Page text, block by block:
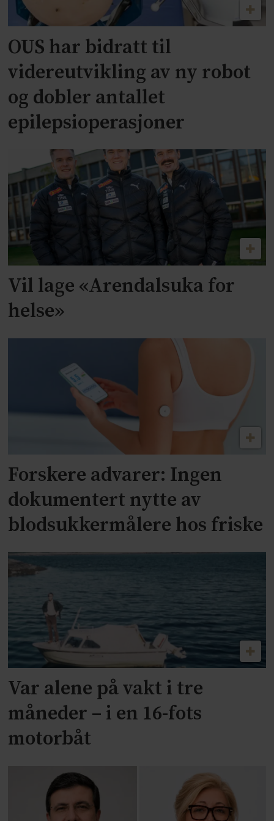
OUS har bidratt til
videreutvikling av ny robot
og dobler antallet
epilepsioperasjoner
Vil lage «Arendalsuka for
helse»
Forskere advarer: Ingen
dokumentert nytte av
blodsukkermålere hos friske
Var alene på vakt i tre
måneder – i en 16-fots
motorbåt